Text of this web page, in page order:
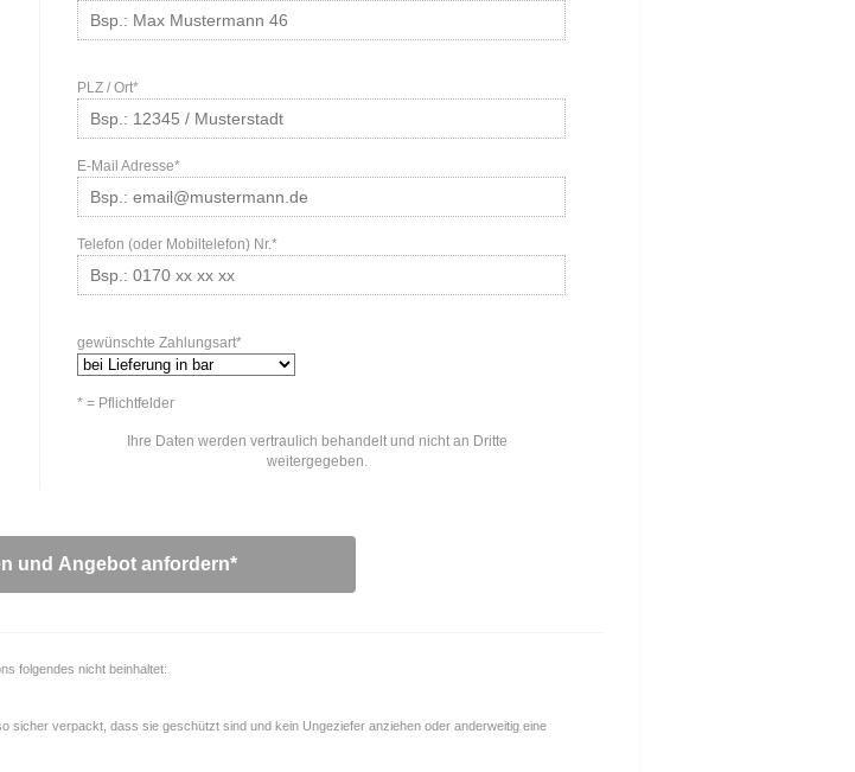
PLZ / Ort*
E-Mail Adresse*
Telefon (oder Mobiltelefon) Nr.*
gewünschte Zahlungsart*
* = Pflichtfelder
Ihre Daten werden vertraulich behandelt und nicht an Dritte
weitergegeben.
folgendes nicht beinhaltet:
sicher verpackt, dass sie geschützt sind und kein Ungeziefer anziehen oder anderweitig eine